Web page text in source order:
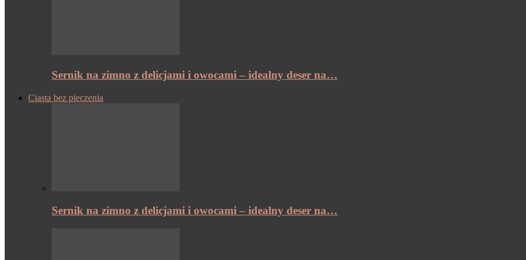
Sernik na zimno z delicjami i owocami – idealny deser na…
Ciasta bez pieczenia
Sernik na zimno z delicjami i owocami – idealny deser na…